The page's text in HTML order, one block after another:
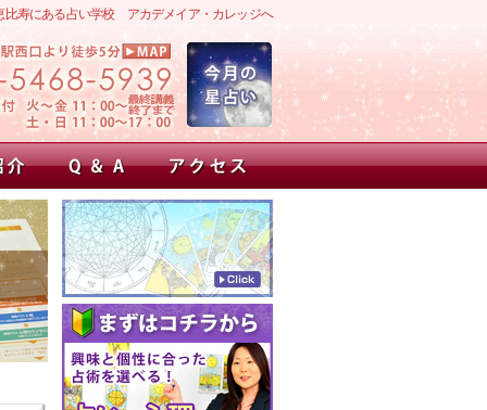
比寿にある占い学校 アカデメイア・カレッジへ